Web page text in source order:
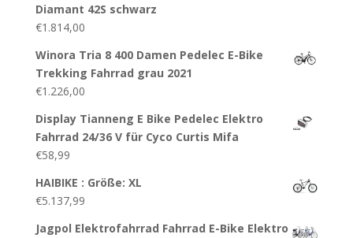
Diamant 42S schwarz
€1.814,00
Winora Tria 8 400 Damen Pedelec E-Bike
Trekking Fahrrad grau 2021
€1.226,00
Display Tianneng E Bike Pedelec Elektro
Fahrrad 24/36 V für Cyco Curtis Mifa
€58,99
HAIBIKE : Größe: XL
€5.137,99
Jagpol Elektrofahrrad Fahrrad E-Bike Elektro